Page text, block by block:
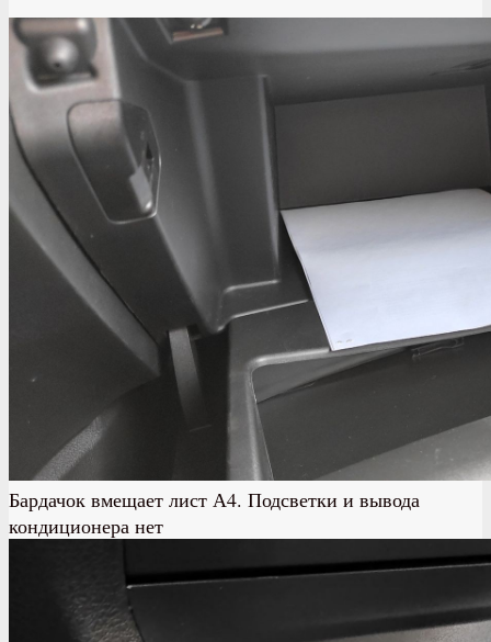
Бардачок вмещает лист А4. Подсветки и вывода
кондиционера нет